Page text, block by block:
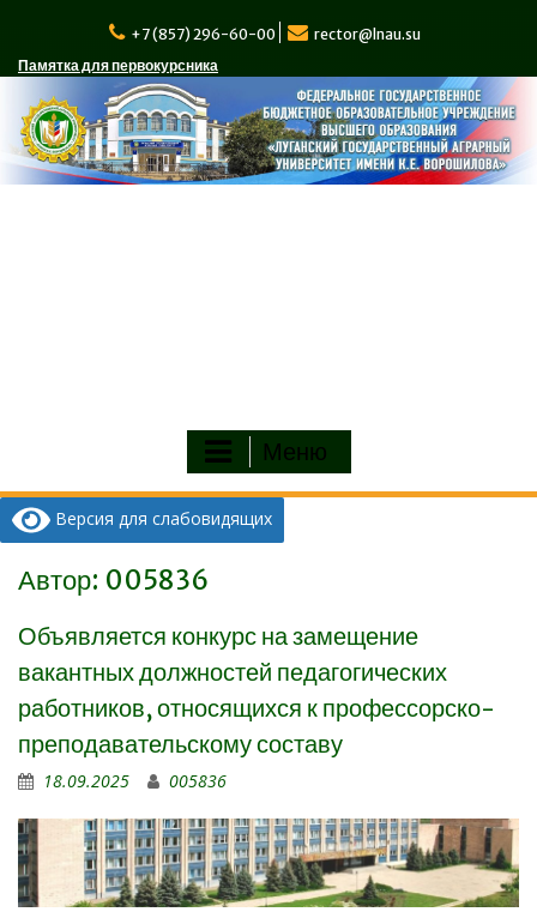
содержимому
+7 (857) 296-60-00
rector@lnau.su
Памятка для первокурсника
Меню
Версия для слабовидящих
Автор: 005836
Объявляется конкурс на замещение
вакантных должностей педагогических
работников, относящихся к профессорско-
преподавательскому составу
18.09.2025 005836